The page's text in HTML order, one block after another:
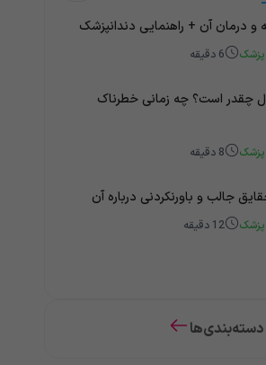
و درمان آن + راهنمایی دندانپزشک
پزشک 6 دقیقه
چقدر است؟ چه زمانی خطرناک
پزشک 8 دقیقه
پزشک 12 دقیقه